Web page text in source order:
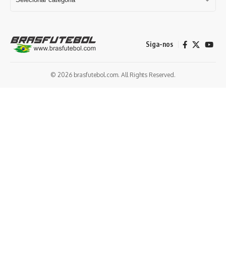
Siga-nos
© 2026 brasfutebol.com. All Rights Reserved.